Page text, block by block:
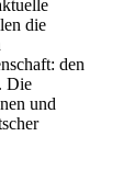
die
den
Die
und